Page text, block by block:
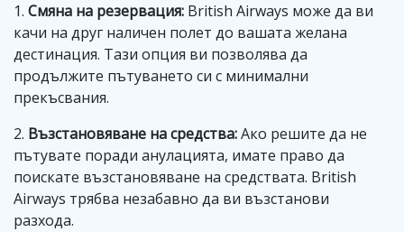
1. Смяна на резервация: British Airways може да ви
качи на друг наличен полет до вашата желана
дестинация. Тази опция ви позволява да
продължите пътуването си с минимални
прекъсвания.
2. Възстановяване на средства:Ако решите да не
пътувате поради анулацията, имате право да
поискате възстановяване на средствата. British
Airways трябва незабавно да ви възстанови
разхода.